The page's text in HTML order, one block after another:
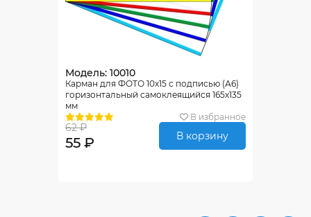
Модель: 10010
Карман для ФОТО 10х15 с подписью (А6)
горизонтальный самоклеящийся 165х135
мм
В избранное
62 ₽
55 ₽ В корзину